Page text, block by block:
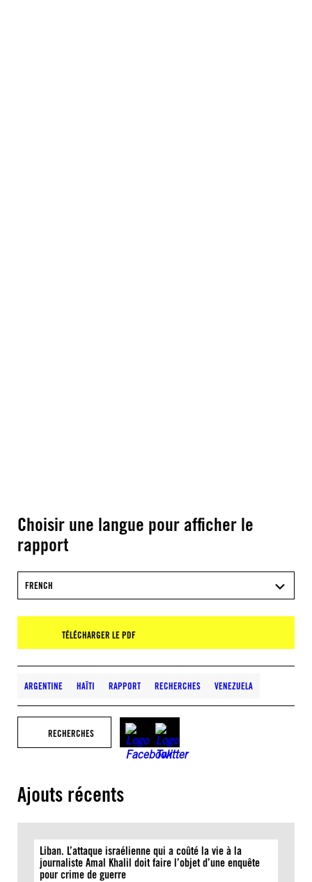
Choisir une langue pour afficher le
rapport
FRENCH
TÉLÉCHARGER LE PDF
ARGENTINE HAÏTI RAPPORT RECHERCHES VENEZUELA
RECHERCHES
Ajouts récents
Liban. L’attaque israélienne qui a coûté la vie à la
journaliste Amal Khalil doit faire l’objet d’une enquête
pour crime de guerre